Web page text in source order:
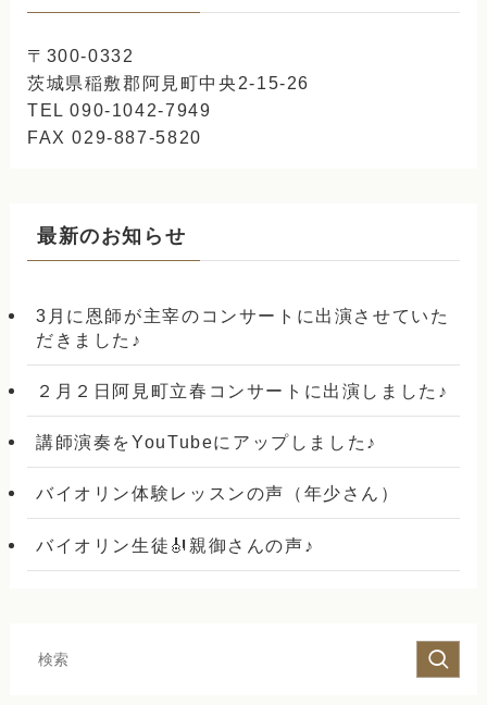
〒300-0332
茨城県稲敷郡阿見町中央2-15-26
TEL 090-1042-7949
FAX 029-887-5820
最新のお知らせ
3月に恩師が主宰のコンサートに出演させていた
だきました♪
２月２日阿見町立春コンサートに出演しました♪
講師演奏をYouTubeにアップしました♪
バイオリン体験レッスンの声（年少さん）
バイオリン生徒🎻親御さんの声♪